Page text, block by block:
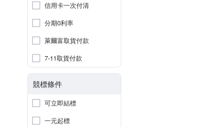
信用卡一次付清
分期0利率
萊爾富取貨付款
7-11取貨付款
競標條件
可立即結標
一元起標